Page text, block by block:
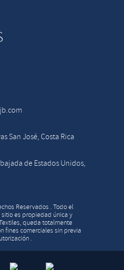
San José, Costa Rica
de Estados Unidos,
Reservados . Todo el
es propiedad única y
queda totalmente
fines comerciales sin previa
.